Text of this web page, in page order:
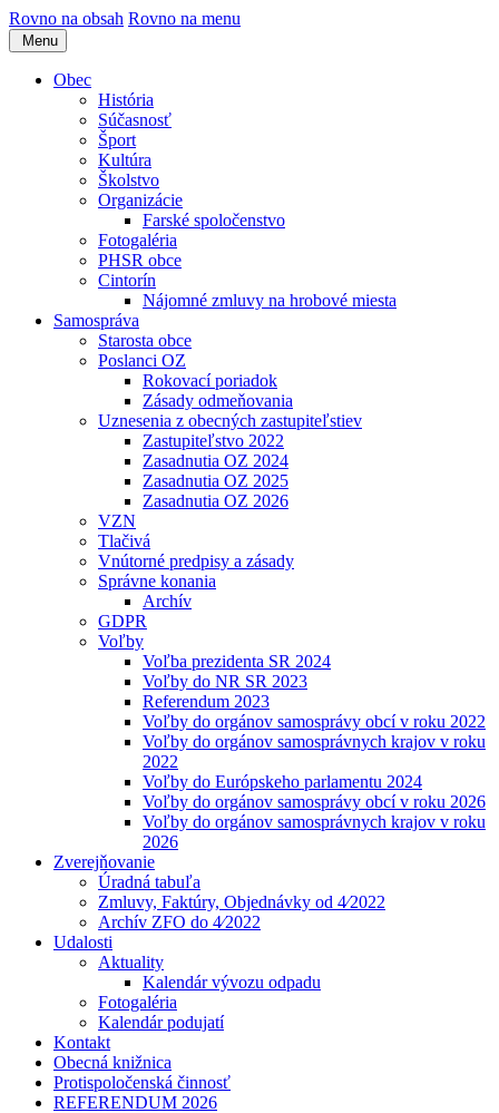
Rovno na obsah Rovno na menu
Menu
Obec
História
Súčasnosť
Šport
Kultúra
Školstvo
Organizácie
Farské spoločenstvo
Fotogaléria
PHSR obce
Cintorín
Nájomné zmluvy na hrobové miesta
Samospráva
Starosta obce
Poslanci OZ
Rokovací poriadok
Zásady odmeňovania
Uznesenia z obecných zastupiteľstiev
Zastupiteľstvo 2022
Zasadnutia OZ 2024
Zasadnutia OZ 2025
Zasadnutia OZ 2026
VZN
Tlačivá
Vnútorné predpisy a zásady
Správne konania
Archív
GDPR
Voľby
Voľba prezidenta SR 2024
Voľby do NR SR 2023
Referendum 2023
Voľby do orgánov samosprávy obcí v roku 2022
Voľby do orgánov samosprávnych krajov v roku
2022
Voľby do Európskeho parlamentu 2024
Voľby do orgánov samosprávy obcí v roku 2026
Voľby do orgánov samosprávnych krajov v roku
2026
Zverejňovanie
Úradná tabuľa
Zmluvy, Faktúry, Objednávky od 4⁄2022
Archív ZFO do 4⁄2022
Udalosti
Aktuality
Kalendár vývozu odpadu
Fotogaléria
Kalendár podujatí
Kontakt
Obecná knižnica
Protispoločenská činnosť
REFERENDUM 2026